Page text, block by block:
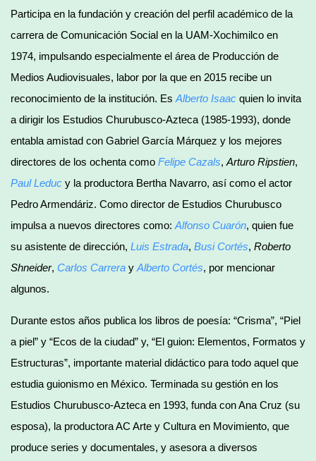
Participa en la fundación y creación del perfil académico de la
carrera de Comunicación Social en la UAM-Xochimilco en
1974, impulsando especialmente el área de Producción de
Medios Audiovisuales, labor por la que en 2015 recibe un
reconocimiento de la institución. Es Alberto Isaac quien lo invita
a dirigir los Estudios Churubusco-Azteca (1985-1993), donde
entabla amistad con Gabriel García Márquez y los mejores
directores de los ochenta como Felipe Cazals, Arturo Ripstien,
Paul Leduc y la productora Bertha Navarro, así como el actor
Pedro Armendáriz. Como director de Estudios Churubusco
impulsa a nuevos directores como: Alfonso Cuarón, quien fue
su asistente de dirección, Luis Estrada, Busi Cortés, Roberto
Shneider, Carlos Carrera y Alberto Cortés, por mencionar
algunos.
Durante estos años publica los libros de poesía: “Crisma”, “Piel
a piel” y “Ecos de la ciudad” y, “El guion: Elementos, Formatos y
Estructuras”, importante material didáctico para todo aquel que
estudia guionismo en México. Terminada su gestión en los
Estudios Churubusco-Azteca en 1993, funda con Ana Cruz (su
esposa), la productora AC Arte y Cultura en Movimiento, que
produce series y documentales, y asesora a diversos